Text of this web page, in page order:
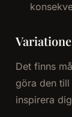
Det finns
göra den
inspirera